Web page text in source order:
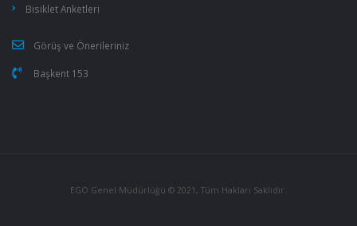
Bisiklet Anketleri
Görüş ve Önerileriniz
Başkent 153
EGO Genel Müdürlüğü © 2021, Tüm Hakları Saklıdır.